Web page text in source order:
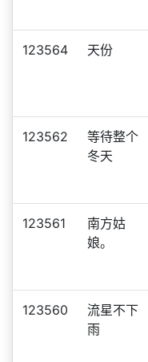
123564 天份
123562
等待整个
冬天
123561
南方姑
娘。
123560
流星不下
雨